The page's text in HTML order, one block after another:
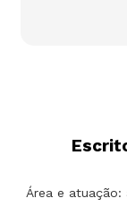
Área e atuação: